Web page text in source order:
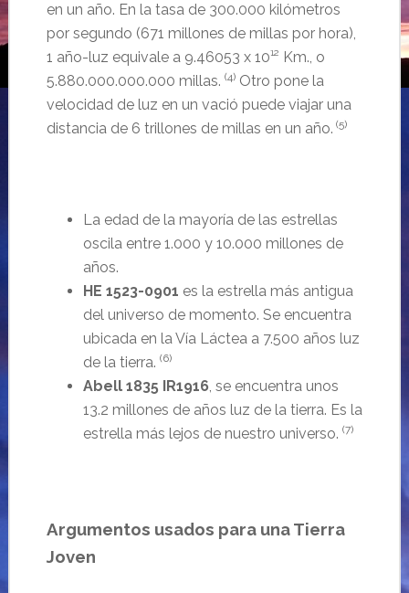
en un año. En la tasa de 300.000 kilómetros
por segundo (671 millones de millas por hora),
1 año-luz equivale a 9.46053 x 10¹² Km., o
5.880.000.000.000 millas. (4)Otro pone la
velocidad de luz en un vació puede viajar una
distancia de 6 trillones de millas en un año. (5)
La edad de la mayoría de las estrellas
oscila entre 1.000 y 10.000 millones de
años.
HE 1523-0901 es la estrella más antigua
del universo de momento. Se encuentra
ubicada en la Vía Láctea a 7.500 años luz
de la tierra. (6)
Abell 1835 IR1916, se encuentra unos
13.2 millones de años luz de la tierra. Es la
estrella más lejos de nuestro universo. (7)
Argumentos usados para una Tierra
Joven